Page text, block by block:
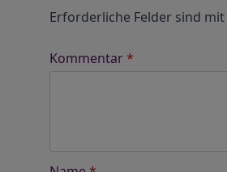
Erforderliche Felder sind mit
Kommentar*